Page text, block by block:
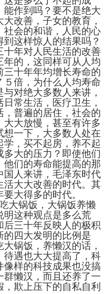
作到吗？要不是绝大
改善，子女的教育，
社会的和谐，人民的心
这样惊人的结果吗？
十年对人民生活的改善
的，这同样可从人均
十年年均增长寿命的
倍，为什么人均寿命
对绝大多数人来讲，
常生活，医疗卫生，
普遍的居住，社会的
大放慢，甚至有许多
一下，大多数人处在
，买不起房，养不起
大的压力？即使他们
们的寿命能提高的那
国人来讲，毛泽东时代
活大大改善的时代。其
大得多的时代。
大锅饭，大锅饭养懒
明这种观点是多么荒
三十年反映人的极积
四大发明的比例是
锅饭，养懒汉的话，
待遇也大大提高了，科
样的科技成果也没搞
懒汉，而且还养了一
欺上压下的自私自利